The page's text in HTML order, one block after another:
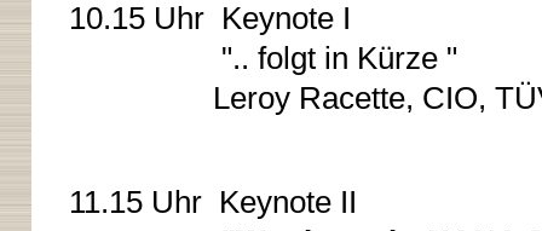
10.15 Uhr Keynote I
".. folgt in Kürze "
Leroy Racette, CIO,
11.15 Uhr Keynote II